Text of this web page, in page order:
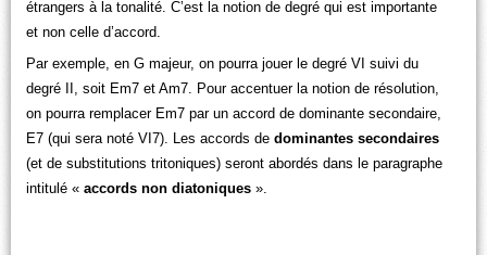
étrangers à la tonalité. C’est la notion de degré qui est importante
et non celle d’accord.
Par exemple, en G majeur, on pourra jouer le degré VI suivi du
degré II, soit Em7 et Am7. Pour accentuer la notion de résolution,
on pourra remplacer Em7 par un accord de dominante secondaire,
E7 (qui sera noté VI7). Les accords de dominantes secondaires
(et de substitutions tritoniques) seront abordés dans le paragraphe
intitulé «accords non diatoniques ».